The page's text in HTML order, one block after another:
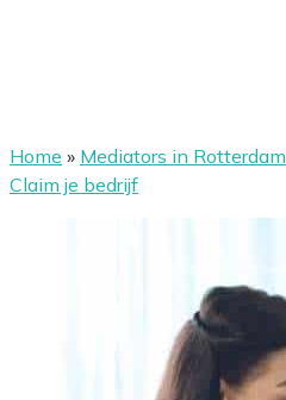
Home » Mediators in Rotterdam
Claim je bedrijf